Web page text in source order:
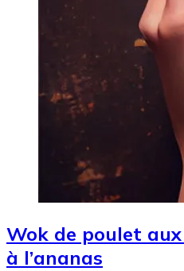
Wok de poulet
à l’ananas